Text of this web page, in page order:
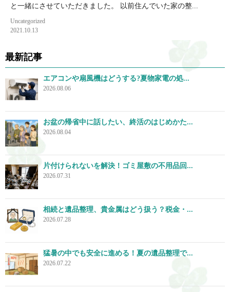
と一緒にさせていただきました。 以前住んでいた家の整...
Uncategorized
2021.10.13
最新記事
エアコンや扇風機はどうする?夏物家電の処...
2026.08.06
お盆の帰省中に話したい、終活のはじめかた...
2026.08.04
片付けられないを解決！ゴミ屋敷の不用品回...
2026.07.31
相続と遺品整理、貴金属はどう扱う？税金・...
2026.07.28
猛暑の中でも安全に進める！夏の遺品整理で...
2026.07.22